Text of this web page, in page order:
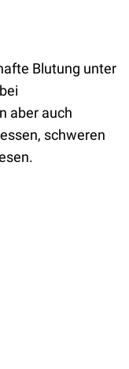
Blutung unter
aber auch
schweren